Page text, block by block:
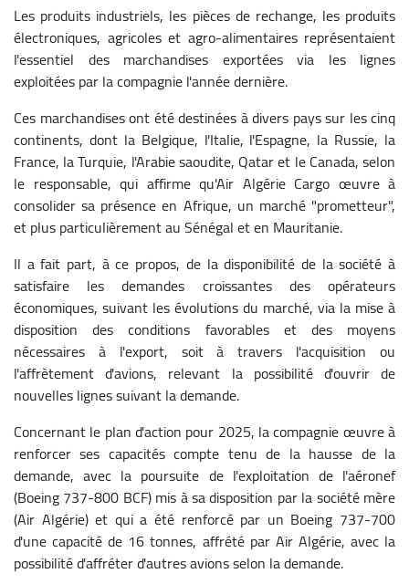
Les produits industriels, les pièces de rechange, les produits
électroniques, agricoles et agro-alimentaires représentaient
l'essentiel des marchandises exportées via les lignes
exploitées par la compagnie l'année dernière.
Ces marchandises ont été destinées à divers pays sur les cinq
continents, dont la Belgique, l'Italie, l'Espagne, la Russie, la
France, la Turquie, l'Arabie saoudite, Qatar et le Canada, selon
le responsable, qui affirme qu'Air Algérie Cargo œuvre à
consolider sa présence en Afrique, un marché "prometteur",
et plus particulièrement au Sénégal et en Mauritanie.
Il a fait part, à ce propos, de la disponibilité de la société à
satisfaire les demandes croissantes des opérateurs
économiques, suivant les évolutions du marché, via la mise à
disposition des conditions favorables et des moyens
nécessaires à l'export, soit à travers l'acquisition ou
l'affrètement d'avions, relevant la possibilité d'ouvrir de
nouvelles lignes suivant la demande.
Concernant le plan d'action pour 2025, la compagnie œuvre à
renforcer ses capacités compte tenu de la hausse de la
demande, avec la poursuite de l'exploitation de l'aéronef
(Boeing 737-800 BCF) mis à sa disposition par la société mère
(Air Algérie) et qui a été renforcé par un Boeing 737-700
d'une capacité de 16 tonnes, affrété par Air Algérie, avec la
possibilité d'affréter d'autres avions selon la demande.